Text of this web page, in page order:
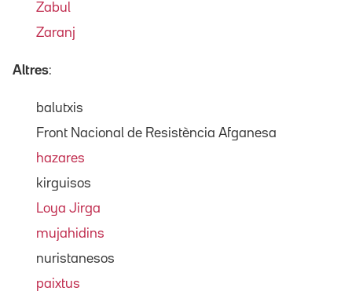
Zabul
Zaranj
Altres:
balutxis
Front Nacional de Resistència Afganesa
hazares
kirguisos
Loya Jirga
mujahidins
nuristanesos
paixtus